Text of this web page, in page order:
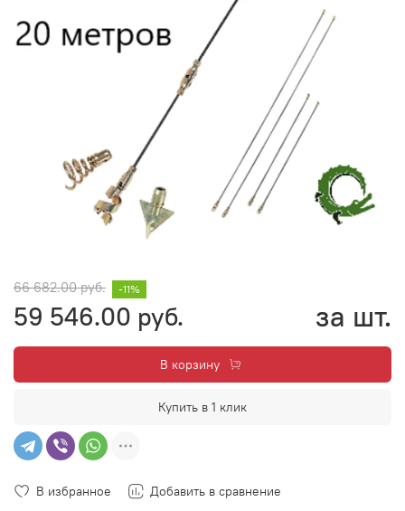
В избранное Добавить в сравнение
66 682.00 руб.
59 546.00 руб. за шт.
-11%
В корзину
Купить в 1 клик